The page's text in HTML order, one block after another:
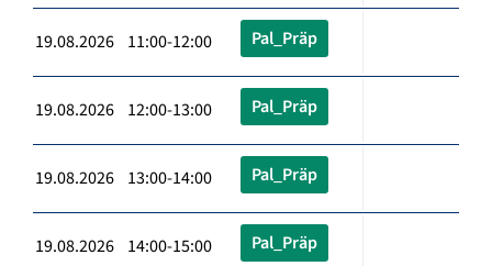
19.08.2026 11:00-12:00 Pal_Präp
19.08.2026 12:00-13:00 Pal_Präp
19.08.2026 13:00-14:00 Pal_Präp
19.08.2026 14:00-15:00 Pal_Präp